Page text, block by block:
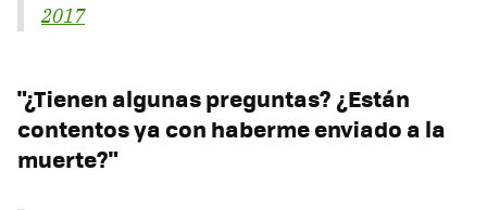
2017
"¿Tienen algunas preguntas? ¿Están
contentos ya con haberme enviado a la
muerte?"